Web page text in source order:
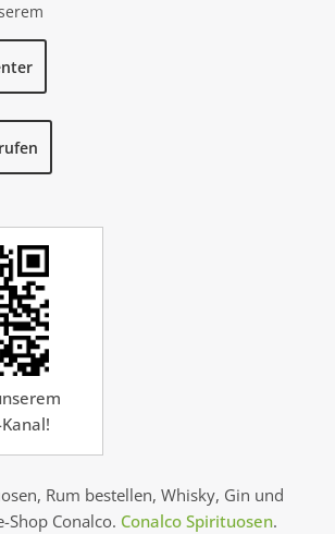
Rum bestellen, Whisky, Gin und
Shop Conalco. Conalco Spirituosen.